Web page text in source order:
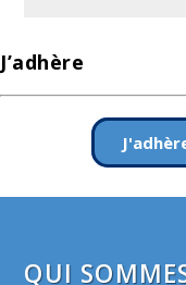
J’adhère
QUI